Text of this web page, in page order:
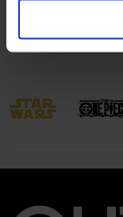
Leverandørstatus